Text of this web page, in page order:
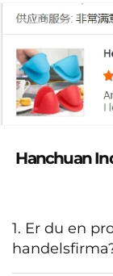
Hanchuan
1. Er du en